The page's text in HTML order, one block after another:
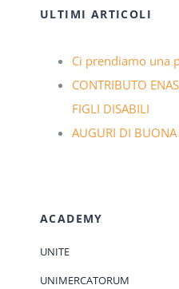
ULTIMI ARTICOLI
Ci prendiamo una
CONTRIBUTO
FIGLI DISABILI
AUGURI DI BUONA
ACADEMY
UNITE
UNIMERCATORUM